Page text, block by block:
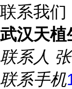
联系我们
武汉天植
联系人
联系手机